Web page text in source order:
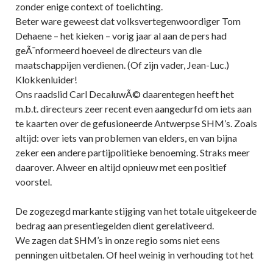
zonder enige context of toelichting.
Beter ware geweest dat volksvertegenwoordiger Tom
Dehaene – het kieken – vorig jaar al aan de pers had
geÃ¯nformeerd hoeveel de directeurs van die
maatschappijen verdienen. (Of zijn vader, Jean-Luc.)
Klokkenluider!
Ons raadslid Carl DecaluwÃ© daarentegen heeft het
m.b.t. directeurs zeer recent even aangedurfd om iets aan
te kaarten over de gefusioneerde Antwerpse SHM’s. Zoals
altijd: over iets van problemen van elders, en van bijna
zeker een andere partijpolitieke benoeming. Straks meer
daarover. Alweer en altijd opnieuw met een positief
voorstel.
De zogezegd markante stijging van het totale uitgekeerde
bedrag aan presentiegelden dient gerelativeerd.
We zagen dat SHM’s in onze regio soms niet eens
penningen uitbetalen. Of heel weinig in verhouding tot het